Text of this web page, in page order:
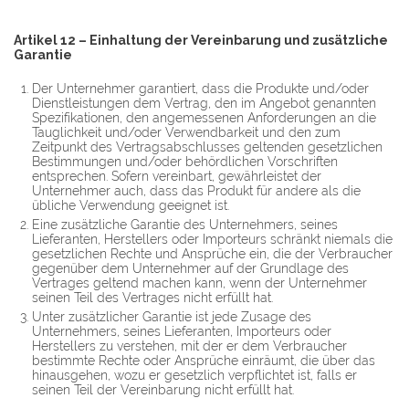
Artikel 12 – Einhaltung der Vereinbarung und zusätzliche
Garantie
Der Unternehmer garantiert, dass die Produkte und/oder
Dienstleistungen dem Vertrag, den im Angebot genannten
Spezifikationen, den angemessenen Anforderungen an die
Tauglichkeit und/oder Verwendbarkeit und den zum
Zeitpunkt des Vertragsabschlusses geltenden gesetzlichen
Bestimmungen und/oder behördlichen Vorschriften
entsprechen. Sofern vereinbart, gewährleistet der
Unternehmer auch, dass das Produkt für andere als die
übliche Verwendung geeignet ist.
Eine zusätzliche Garantie des Unternehmers, seines
Lieferanten, Herstellers oder Importeurs schränkt niemals die
gesetzlichen Rechte und Ansprüche ein, die der Verbraucher
gegenüber dem Unternehmer auf der Grundlage des
Vertrages geltend machen kann, wenn der Unternehmer
seinen Teil des Vertrages nicht erfüllt hat.
Unter zusätzlicher Garantie ist jede Zusage des
Unternehmers, seines Lieferanten, Importeurs oder
Herstellers zu verstehen, mit der er dem Verbraucher
bestimmte Rechte oder Ansprüche einräumt, die über das
hinausgehen, wozu er gesetzlich verpflichtet ist, falls er
seinen Teil der Vereinbarung nicht erfüllt hat.